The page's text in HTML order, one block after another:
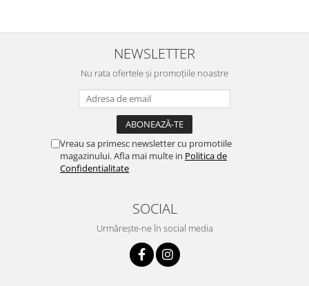
NEWSLETTER
Nu rata ofertele și promoțiile noastre
Vreau sa primesc newsletter cu promotiile
magazinului. Afla mai multe in Politica de
Confidentialitate
SOCIAL
Urmărește-ne în social media